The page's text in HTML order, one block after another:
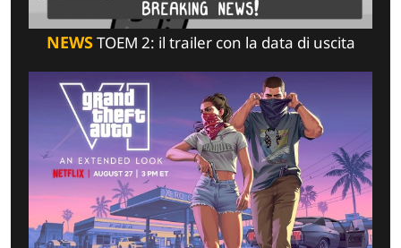
NEWSTOEM 2: il trailer con la data di uscita